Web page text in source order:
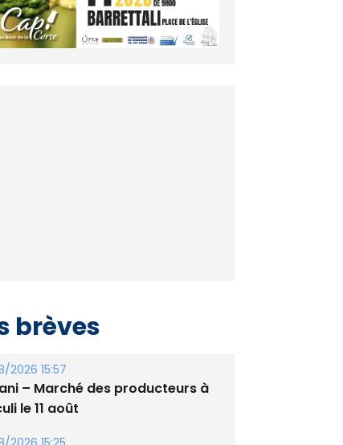
brèves
2026 15:57
– Marché des producteurs à
le 11 août